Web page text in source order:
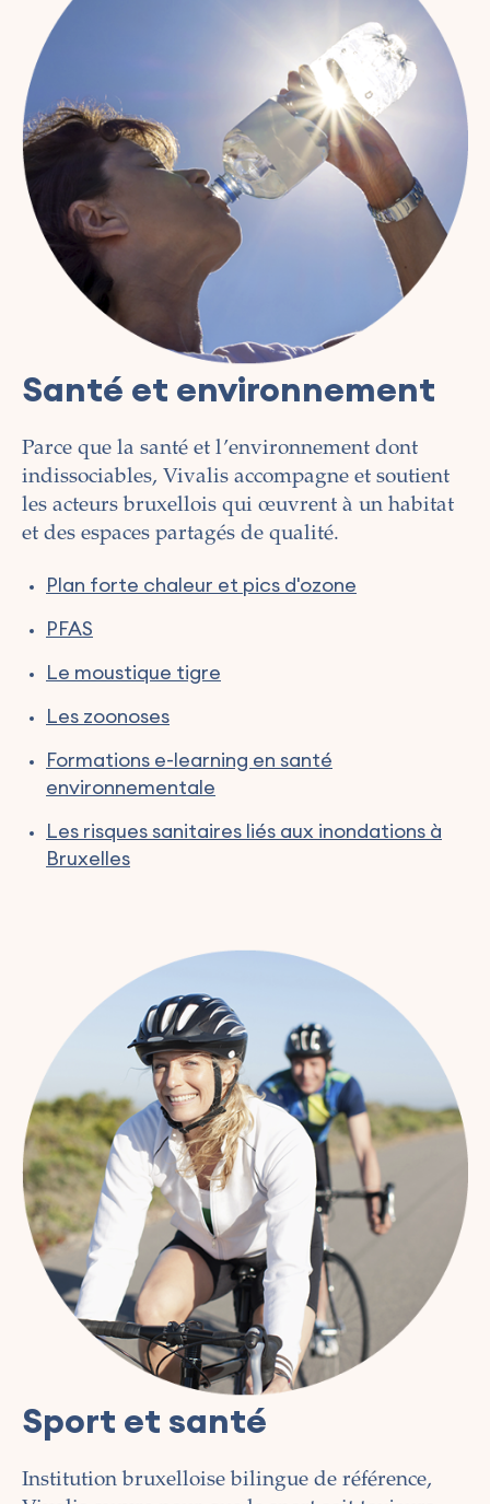
Santé et environnement
Parce que la santé et l’environnement dont
indissociables, Vivalis accompagne et soutient
les acteurs bruxellois qui œuvrent à un habitat
et des espaces partagés de qualité.
Plan forte chaleur et pics d'ozone
PFAS
Le moustique tigre
Les zoonoses
Formations e-learning en santé
environnementale
Les risques sanitaires liés aux inondations à
Bruxelles
Sport et santé
Institution bruxelloise bilingue de référence,